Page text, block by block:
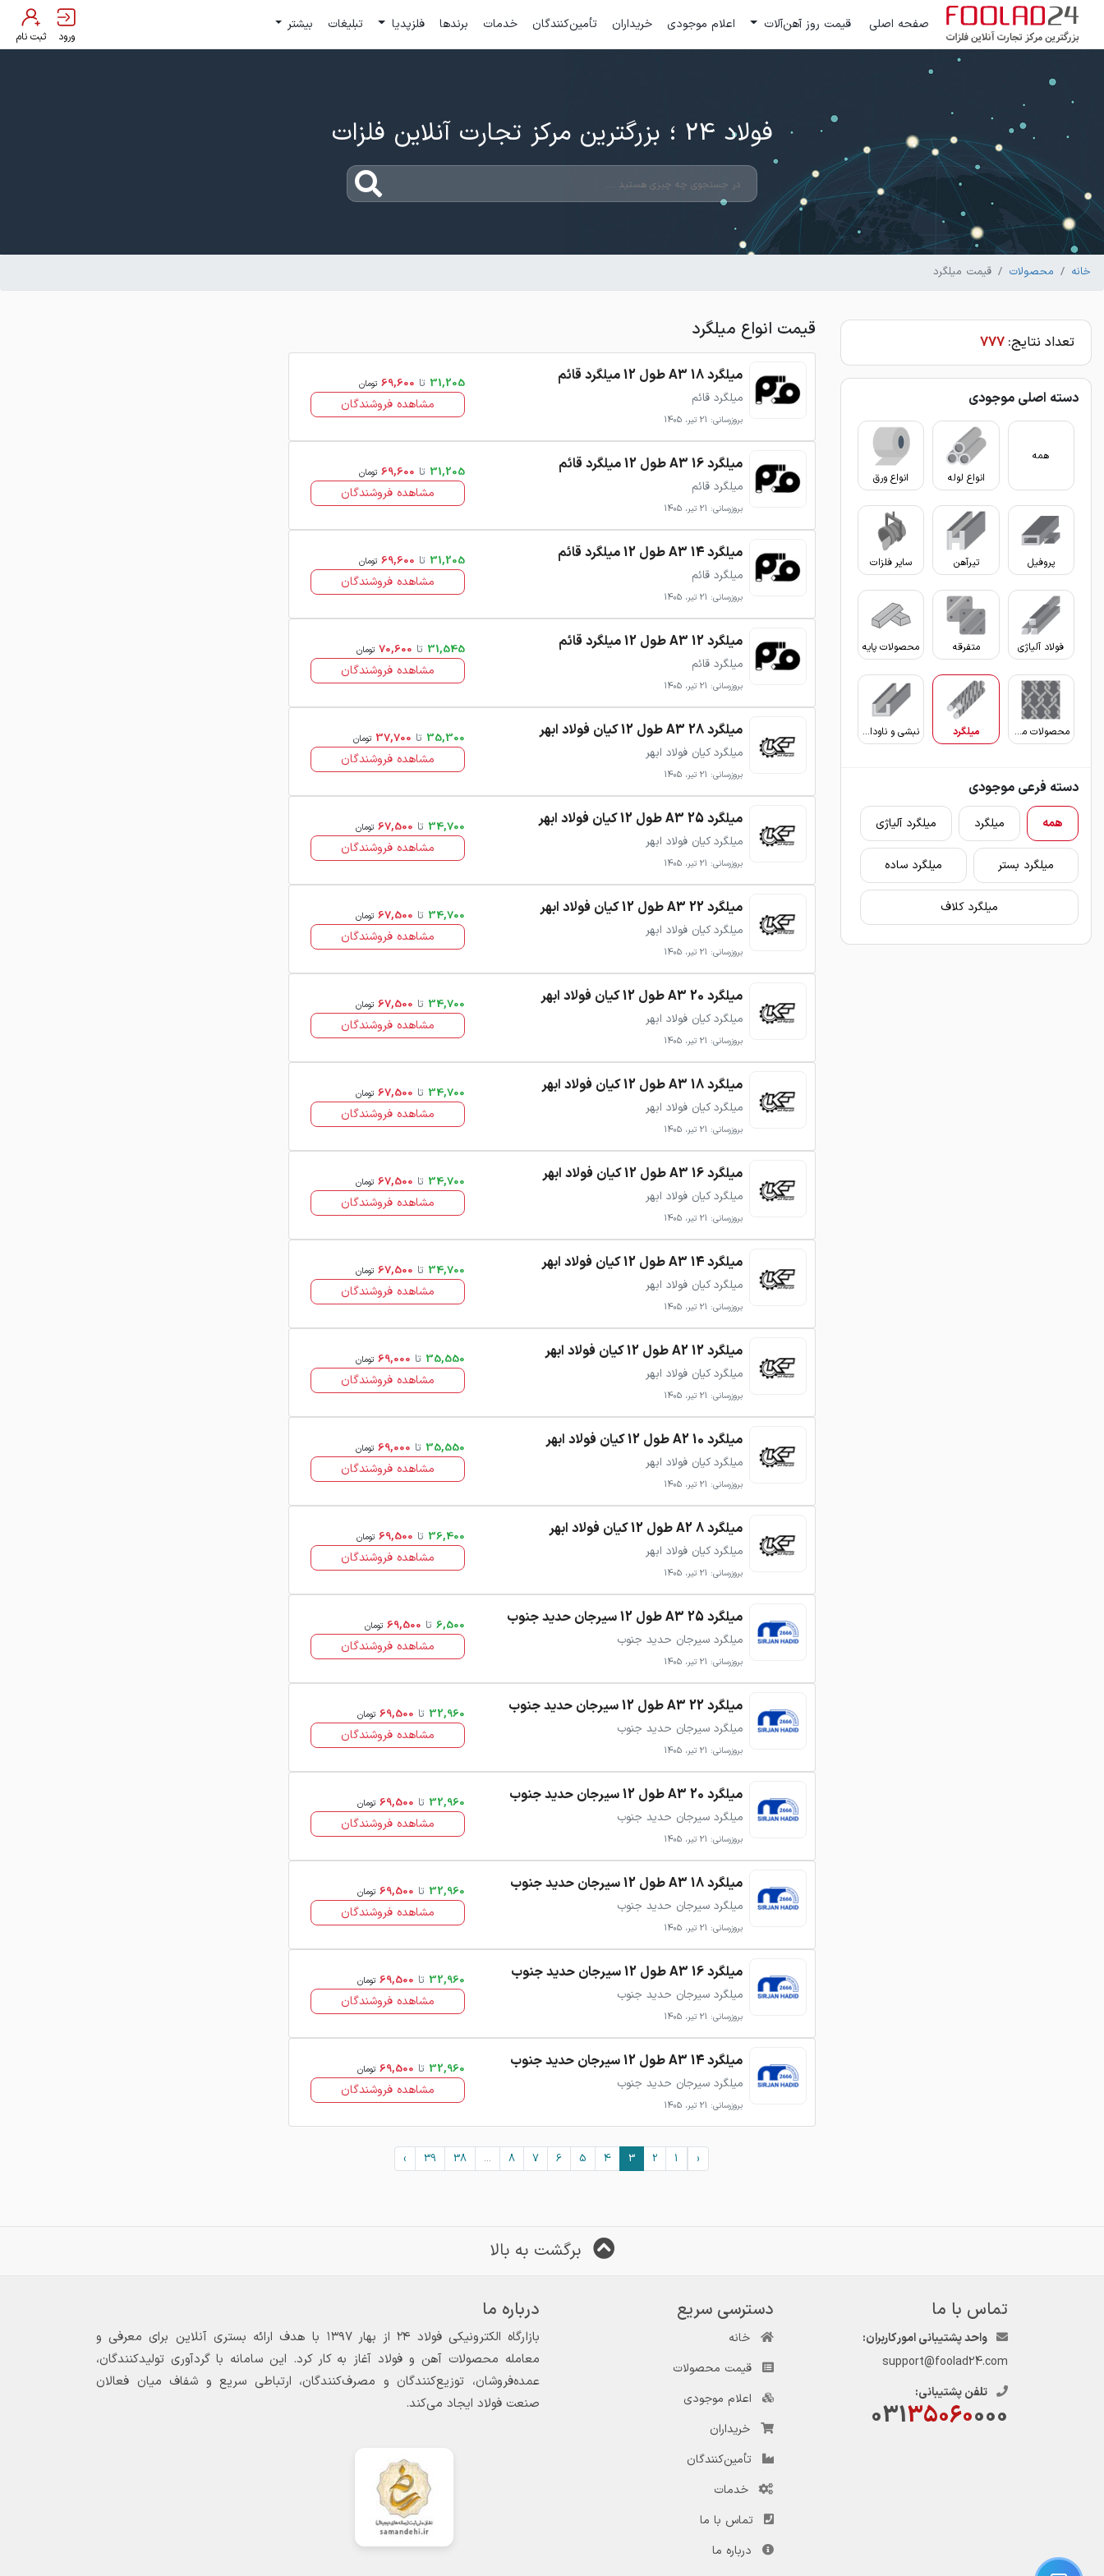
صفحه اصلی قیمت روز آهن‌آلات اعلام موجودی خریداران تأمین‌کنندگان خدمات برندها فلزپدیا تبلیغات بیشتر
ورود ثبت نام
فولاد 24 ؛ بزرگترین مرکز تجارت آنلاین فلزات
خانه محصولات قیمت میلگرد
تعداد نتایج: 777
دسته اصلی موجودی
همه
انواع لوله
انواع ورق
پروفیل تیرآهن سایر فلزات
فولاد آلیاژی متفرقه محصولات پایه
محصولات مفتولی میلگرد نبشی و ناودانی
دسته فرعی موجودی
همه میلگرد میلگرد آلیاژی
میلگرد بستر میلگرد ساده
میلگرد کلاف
قیمت انواع میلگرد
میلگرد 18 A3 طول 12 میلگرد قائم
میلگرد قائم
بروزرسانی: 21 تیر، 1405
31,205 تا 69,600 تومان
مشاهده فروشندگان
میلگرد 16 A3 طول 12 میلگرد قائم
میلگرد قائم
بروزرسانی: 21 تیر، 1405
31,205 تا 69,600 تومان
مشاهده فروشندگان
میلگرد 14 A3 طول 12 میلگرد قائم
میلگرد قائم
بروزرسانی: 21 تیر، 1405
31,205 تا 69,600 تومان
مشاهده فروشندگان
میلگرد 12 A3 طول 12 میلگرد قائم
میلگرد قائم
بروزرسانی: 21 تیر، 1405
31,545 تا 70,600 تومان
مشاهده فروشندگان
میلگرد 28 A3 طول 12 کیان فولاد ابهر
میلگرد کیان فولاد ابهر
بروزرسانی: 21 تیر، 1405
35,300 تا 37,700 تومان
مشاهده فروشندگان
میلگرد 25 A3 طول 12 کیان فولاد ابهر
میلگرد کیان فولاد ابهر
بروزرسانی: 21 تیر، 1405
34,700 تا 67,500 تومان
مشاهده فروشندگان
میلگرد 22 A3 طول 12 کیان فولاد ابهر
میلگرد کیان فولاد ابهر
بروزرسانی: 21 تیر، 1405
34,700 تا 67,500 تومان
مشاهده فروشندگان
میلگرد 20 A3 طول 12 کیان فولاد ابهر
میلگرد کیان فولاد ابهر
بروزرسانی: 21 تیر، 1405
34,700 تا 67,500 تومان
مشاهده فروشندگان
میلگرد 18 A3 طول 12 کیان فولاد ابهر
میلگرد کیان فولاد ابهر
بروزرسانی: 21 تیر، 1405
34,700 تا 67,500 تومان
مشاهده فروشندگان
میلگرد 16 A3 طول 12 کیان فولاد ابهر
میلگرد کیان فولاد ابهر
بروزرسانی: 21 تیر، 1405
34,700 تا 67,500 تومان
مشاهده فروشندگان
میلگرد 14 A3 طول 12 کیان فولاد ابهر
میلگرد کیان فولاد ابهر
بروزرسانی: 21 تیر، 1405
34,700 تا 67,500 تومان
مشاهده فروشندگان
میلگرد 12 A2 طول 12 کیان فولاد ابهر
میلگرد کیان فولاد ابهر
بروزرسانی: 21 تیر، 1405
35,550 تا 69,000 تومان
مشاهده فروشندگان
میلگرد 10 A2 طول 12 کیان فولاد ابهر
میلگرد کیان فولاد ابهر
بروزرسانی: 21 تیر، 1405
35,550 تا 69,000 تومان
مشاهده فروشندگان
میلگرد 8 A2 طول 12 کیان فولاد ابهر
میلگرد کیان فولاد ابهر
بروزرسانی: 21 تیر، 1405
36,400 تا 69,500 تومان
مشاهده فروشندگان
میلگرد 25 A3 طول 12 سیرجان حدید جنوب
میلگرد سیرجان حدید جنوب
بروزرسانی: 21 تیر، 1405
6,500 تا 69,500 تومان
مشاهده فروشندگان
میلگرد 22 A3 طول 12 سیرجان حدید جنوب
میلگرد سیرجان حدید جنوب
بروزرسانی: 21 تیر، 1405
32,960 تا 69,500 تومان
مشاهده فروشندگان
میلگرد 20 A3 طول 12 سیرجان حدید جنوب
میلگرد سیرجان حدید جنوب
بروزرسانی: 21 تیر، 1405
32,960 تا 69,500 تومان
مشاهده فروشندگان
میلگرد 18 A3 طول 12 سیرجان حدید جنوب
میلگرد سیرجان حدید جنوب
بروزرسانی: 21 تیر، 1405
32,960 تا 69,500 تومان
مشاهده فروشندگان
میلگرد 16 A3 طول 12 سیرجان حدید جنوب
میلگرد سیرجان حدید جنوب
بروزرسانی: 21 تیر، 1405
32,960 تا 69,500 تومان
مشاهده فروشندگان
میلگرد 14 A3 طول 12 سیرجان حدید جنوب
میلگرد سیرجان حدید جنوب
بروزرسانی: 21 تیر، 1405
32,960 تا 69,500 تومان
مشاهده فروشندگان
‹
1
2
3
4
5
6
7
8
...
38
39
›
برگشت به بالا
تماس با ما
واحد پشتیبانی امور کاربران:
support@foolad24.com
تلفن پشتیبانی:
03135060000
دسترسی سریع
خانه
قیمت محصولات
اعلام موجودی
خریداران
تأمین‌کنندگان
خدمات
تماس با ما
درباره ما
درباره ما
بازارگاه الکترونیکی فولاد ۲۴ از بهار ۱۳۹۷ با هدف ارائه بستری آنلاین برای معرفی و
معامله محصولات آهن و فولاد آغاز به کار کرد. این سامانه با گردآوری تولیدکنندگان،
عمده‌فروشان، توزیع‌کنندگان و مصرف‌کنندگان، ارتباطی سریع و شفاف میان فعالان
صنعت فولاد ایجاد می‌کند.